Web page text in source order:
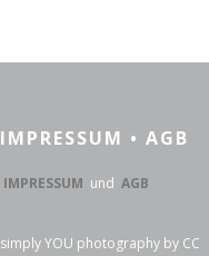
IMPRESSUM • AGB
IMPRESSUM und AGB
simply YOU photography by CC